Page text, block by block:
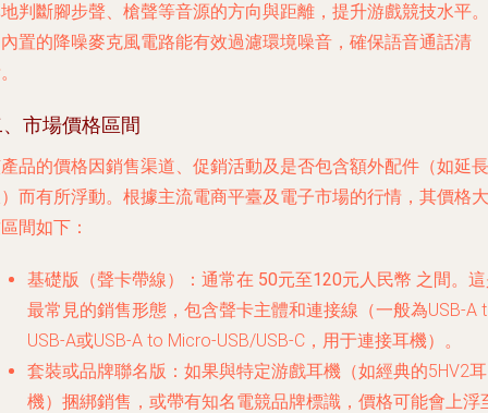
判斷腳步聲、槍聲等音源的方向與距離，提升游戲競技水平。
置的降噪麥克風電路能有效過濾環境噪音，確保語音通話清
市場價格區間
品的價格因銷售渠道、促銷活動及是否包含額外配件（如延長
而有所浮動。根據主流電商平臺及電子市場的行情，其價格大
間如下：
基礎版（聲卡帶線） ：通常在 50元至120元人民幣 之間。
最常見的銷售形態，包含聲卡主體和連接線（一般為USB-A
USB-A或USB-A to Micro-USB/USB-C，用于連接耳機）。
套裝或品牌聯名版 ：如果與特定游戲耳機（如經典的5HV2耳
機）捆綁銷售，或帶有知名電競品牌標識，價格可能會上浮